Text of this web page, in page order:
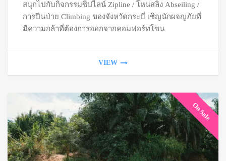
฿1,700.
สนุกไปกับกิจกรรมซิปไลน์ Zipline / โหนสลิง Abseiling /
การปีนป่าย Climbing ของจังหวัดกระบี่ เชิญนักผจญภัยที่
มีความกล้าที่ต้องการออกจากคอมฟอร์ทโซน
VIEW
On Sale